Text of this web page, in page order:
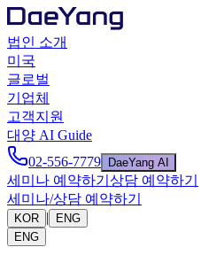
법인 소개
미국
글로벌
기업체
고객지원
대양 AI Guide
02-556-7779
DaeYang AI
세미나 예약하기 상담 예약하기
세미나/상담 예약하기
KOR |
ENG
ENG